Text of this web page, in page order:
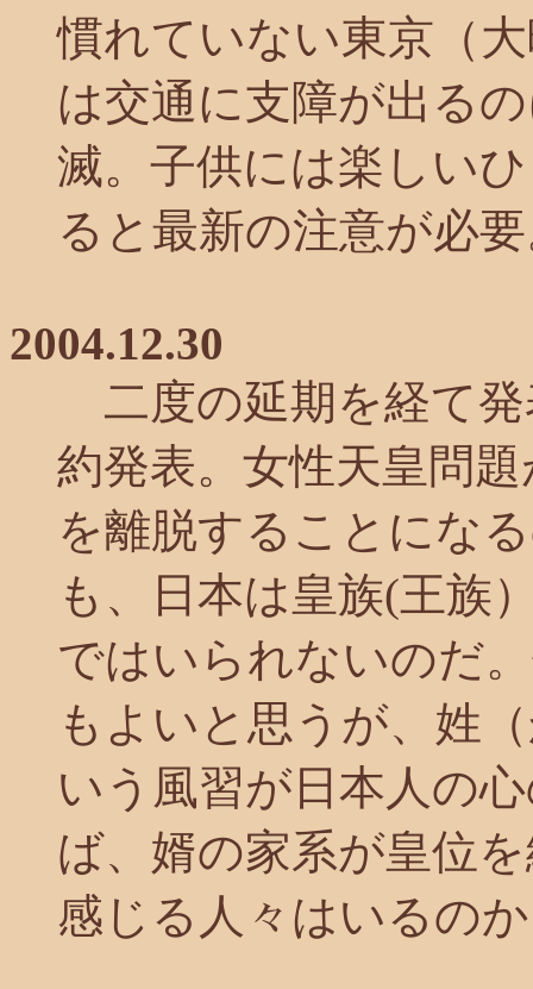
慣れていない東京（
は交通に支障が出る
滅。子供には楽しい
ると最新の注意が必
2004.12.30
二度の延期を経て発
約発表。女性天皇問
を離脱することにな
も、日本は皇族(王族
ではいられないのだ
もよいと思うが、姓
いう風習が日本人の
ば、婿の家系が皇位
感じる人々はいるの